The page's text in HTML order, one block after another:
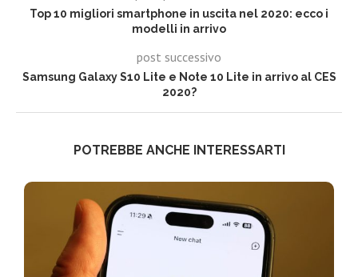
Top 10 migliori smartphone in uscita nel 2020: ecco i
modelli in arrivo
post successivo
Samsung Galaxy S10 Lite e Note 10 Lite in arrivo al CES
2020?
POTREBBE ANCHE INTERESSARTI